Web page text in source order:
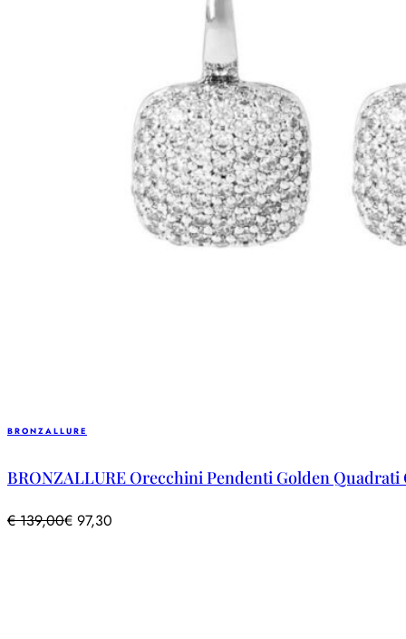
BRONZALLURE
BRONZALLURE Orecchini Pendenti Golden Quadrati
€139,00€ 97,30